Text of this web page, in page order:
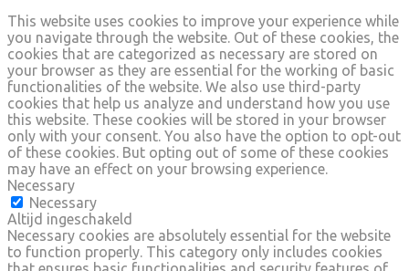
This website uses cookies to improve your experience while
you navigate through the website. Out of these cookies, the
cookies that are categorized as necessary are stored on
your browser as they are essential for the working of basic
functionalities of the website. We also use third-party
cookies that help us analyze and understand how you use
this website. These cookies will be stored in your browser
only with your consent. You also have the option to opt-out
of these cookies. But opting out of some of these cookies
may have an effect on your browsing experience.
Necessary
Necessary
Altijd ingeschakeld
Necessary cookies are absolutely essential for the website
to function properly. This category only includes cookies